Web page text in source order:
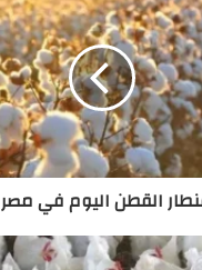
القطن اليوم في مصر 2026